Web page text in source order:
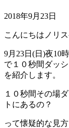
2018年9月23日
こんにちはノリス
9月23日(日)夜10
で１０秒間ダッ
を紹介します。
１０秒間その場
トにあるの？
って懐疑的な見